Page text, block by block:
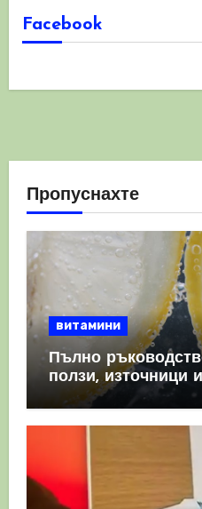
Facebook
Пропуснахте
витамини
Пълно
ползи, източници
имунната система